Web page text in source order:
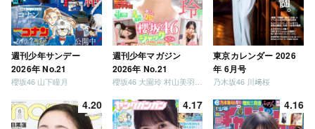
週刊少年サンデー
2026年 No.21
櫻坂46 山下瞳月
週刊少年マガジン
2026年 No.21
東京カレンダー 2026
年 6月号
乃木坂46 川﨑桜
4.20 4.17 4.16